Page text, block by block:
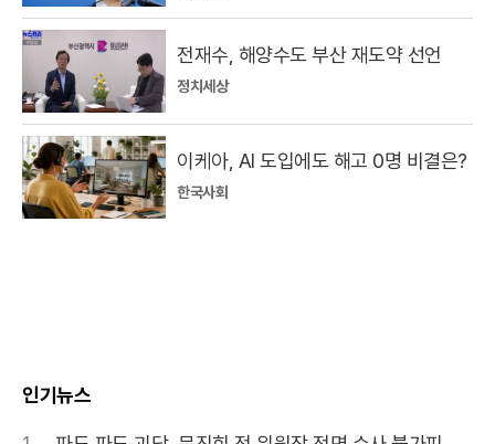
전재수, 해양수도 부산 재도약 선언
정치세상
이케아, AI 도입에도 해고 0명 비결은?
한국사회
인기뉴스